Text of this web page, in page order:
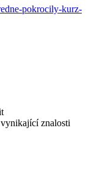
pokrocily-kurz-
znalosti